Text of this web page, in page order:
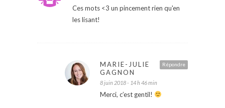
Ces mots <3 un pincement rien qu'en
les lisant!
Répondre
MARIE-JULIE
GAGNON
8 juin 2018 - 14 h 46 min
Merci, c’est gentil!